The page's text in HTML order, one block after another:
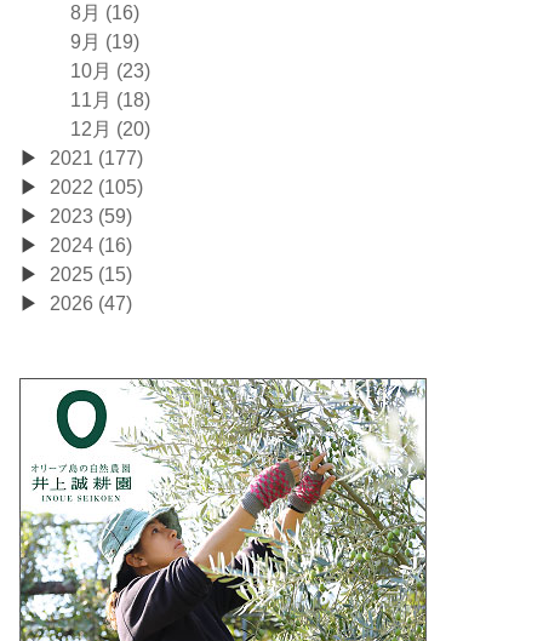
8月 (16)
9月 (19)
10月 (23)
11月 (18)
12月 (20)
2021 (177)
2022 (105)
2023 (59)
2024 (16)
2025 (15)
2026 (47)